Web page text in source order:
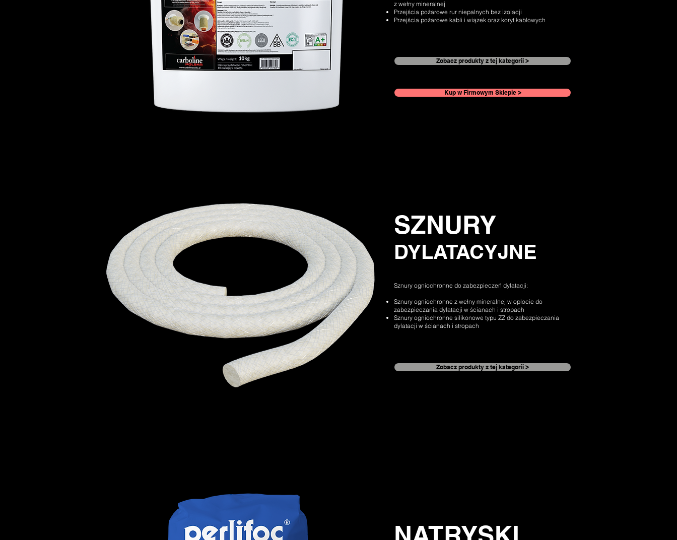
z wełny mineralnej
Przejścia pożarowe rur niepalnych bez izolacji
Przejścia pożarowe kabli i wiązek oraz koryt kablowych
Zobacz produkty z tej kategorii >
Kup w Firmowym Sklepie >
SZNURY
DYLATACYJNE
Sznury ogniochronne do zabezpieczeń dylatacji:
Sznury ogniochronne z wełny mineralnej w oplocie do
zabezpieczania dylatacji w ścianach i stropach
Sznury ogniochronne silikonowe typu ZZ do zabezpieczania
dylatacji w ścianach i stropach
Zobacz produkty z tej kategorii >